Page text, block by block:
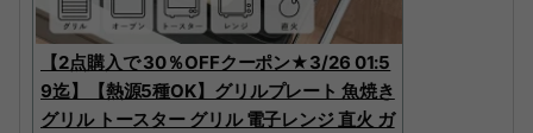
【2点購入で 30％OFFクーポン★3/26 01:5
9迄】【熱源5種OK】グリルプレート 魚焼き
グリル トースター グリル 電子レンジ 直火 ガ